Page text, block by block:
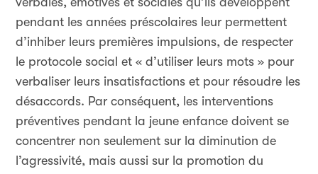
pendant les années préscolaires leur permettent
d’inhiber leurs premières impulsions, de respecter
le protocole social et « d’utiliser leurs mots » pour
verbaliser leurs insatisfactions et pour résoudre les
désaccords. Par conséquent, les interventions
préventives pendant la jeune enfance doivent se
concentrer non seulement sur la diminution de
l’agressivité, mais aussi sur la promotion du